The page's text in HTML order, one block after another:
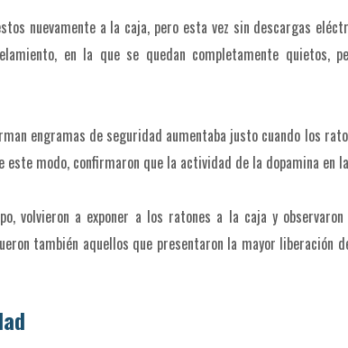
nuevamente a la caja, pero esta vez sin descargas
en la que se quedan completamente quietos,
engramas de seguridad aumentaba justo cuando los
modo, confirmaron que la actividad de la dopamina
a exponer a los ratones a la caja y
también aquellos que presentaron la mayor liberación